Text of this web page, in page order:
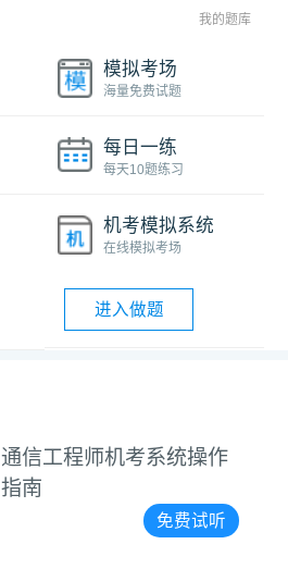
我的题库
模拟考场
海量免费试题
每日一练
每天10题练习
机考模拟系统
在线模拟考场
进入做题
通信工程师机考系统操作
指南
免费试听